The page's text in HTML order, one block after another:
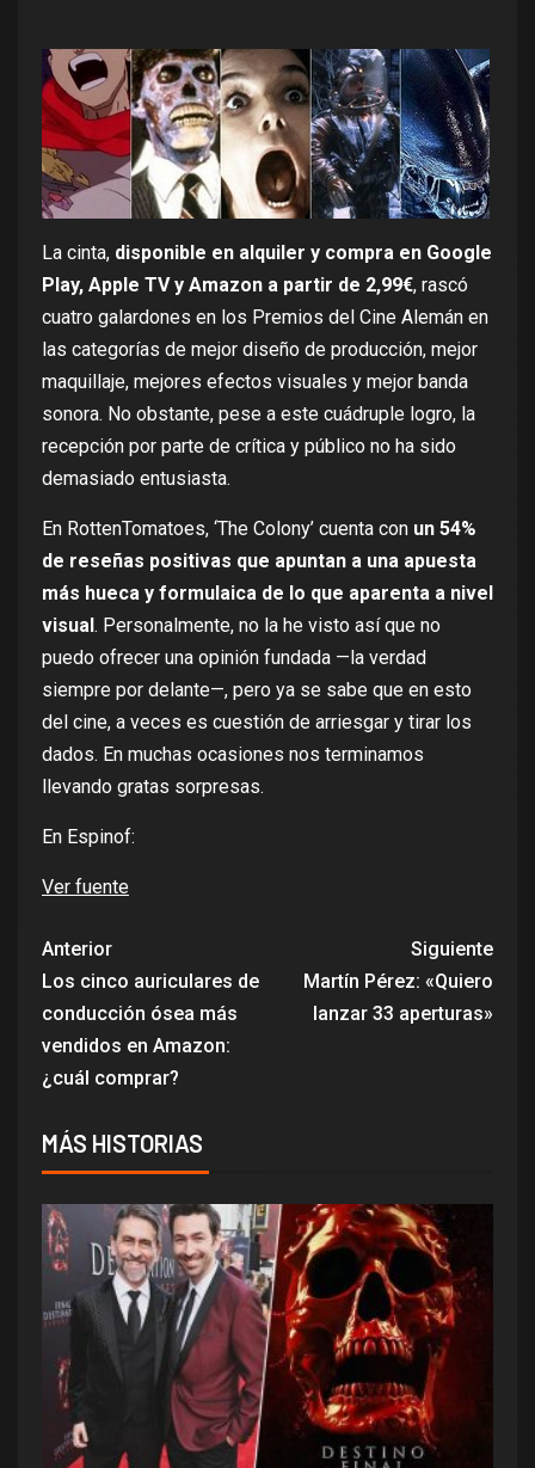
La cinta, disponible en alquiler y compra en Google
Play, Apple TV y Amazon a partir de 2,99€, rascó
cuatro galardones en los Premios del Cine Alemán en
las categorías de mejor diseño de producción, mejor
maquillaje, mejores efectos visuales y mejor banda
sonora. No obstante, pese a este cuádruple logro, la
recepción por parte de crítica y público no ha sido
demasiado entusiasta.
En RottenTomatoes, ‘The Colony’ cuenta con un 54%
de reseñas positivas que apuntan a una apuesta
más hueca y formulaica de lo que aparenta a nivel
visual. Personalmente, no la he visto así que no
puedo ofrecer una opinión fundada —la verdad
siempre por delante—, pero ya se sabe que en esto
del cine, a veces es cuestión de arriesgar y tirar los
dados. En muchas ocasiones nos terminamos
llevando gratas sorpresas.
En Espinof:
Ver fuente
Anterior
Los cinco auriculares de
conducción ósea más
vendidos en Amazon:
¿cuál comprar?
Siguiente
Martín Pérez: «Quiero
lanzar 33 aperturas»
MÁS HISTORIAS